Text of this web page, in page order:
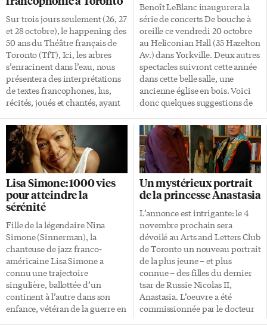
Sur trois jours seulement (26, 27
et 28 octobre), le happening des
50 ans du Théâtre français de
Toronto (TfT), Ici, les arbres
s’enracinent dans l’eau, nous
présentera des interprétations
de textes francophones, lus,
récités, joués et chantés, ayant
Toronto. L’Express a rencontré
Maxime Robin et Marie-Claire
Marcotte, qui ont «orchestré» ce
spectacle. Des textes mis en
scène Maxime Robin, d’origine
québécoise, vit à Toronto
depuis deux ans, où il est venu
s’installer pour sa carrière dans
les productions télévisées et de
cinéma, et pour «changer
d’air». Pourtant, il ne délaisse
pas son «premier […]
Benoît LeBlanc inaugurera la
série de concerts De bouche à
oreille ce vendredi 20 octobre
au Heliconian Hall (35 Hazelton
Av.) dans Yorkville. Deux autres
spectacles suivront cette année
dans cette belle salle, une
ancienne église en bois. Voici
donc quelques suggestions de
avant et après ces spectacles
pour vous composer une belle
soirée entre amis. Il est bon de
se rappeler que le quartier chic
de Yorkville fût un temps le
cœur de la vie hippie de
Toronto. L’embourgeoisement
final du quartier a pris son
envol au cours des années 1970
et 1980. Maintenant, […]
Lisa Simone: 1000 vies
pour atteindre la
sérénité
Fille de la légendaire Nina
Simone (Sinnerman), la
chanteuse de jazz franco-
américaine Lisa Simone a
connu une trajectoire
singulière, ballottée d’un
continent à l’autre dans son
enfance, vétéran de la guerre en
Un mystérieux portrait
de la princesse Anastasia
L’annonce est intrigante: le 4
novembre prochain sera
dévoilé au Arts and Letters Club
de Toronto un nouveau portrait
de la plus jeune – et plus
connue – des filles du dernier
tsar de Russie Nicolas II,
Anastasia. L’oeuvre a été
commissionnée par le docteur